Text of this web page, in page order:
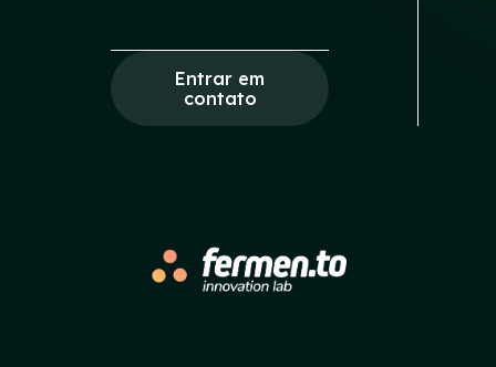
Entrar em
contato